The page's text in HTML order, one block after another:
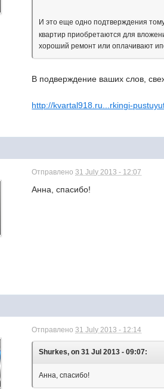
И это еще одно подтверждения
квартир приобретаются для
хороший ремонт или оплачивают
В подверждение ваших слов,
http://kvartal918.ru...rkingi-
Отправлено31 July 2013 - 12:07
Анна, спасибо!
Отправлено31 July 2013 - 12:14
Shurkes, on 31 Jul 2013 - 09:07:
Анна, спасибо!